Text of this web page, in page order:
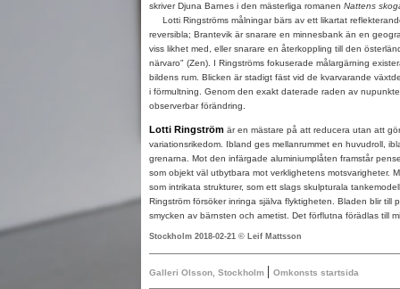
skriver Djuna Barnes i den mästerliga romanen Nattens
Lotti Ringströms målningar bärs av ett likartat
reversibla; Brantevik är snarare en minnesbank än en
viss likhet med, eller snarare en återkoppling till den
närvaro" (Zen). I Ringströms fokuserade målargärning
bildens rum. Blicken är stadigt fäst vid de kvarvarande
i förmultning. Genom den exakt daterade raden av
observerbar förändring.
Lotti Ringström är en mästare på att reducera utan att
variationsrikedom. Ibland ges mellanrummet en huvudroll,
grenarna. Mot den infärgade aluminiumplåten framstår
som objekt väl utbytbara mot verklighetens motsvarigheter.
som intrikata strukturer, som ett slags skulpturala
Ringström försöker inringa själva flyktigheten. Bladen blir till
smycken av bärnsten och ametist. Det förflutna förädlas till
Stockholm 2018-02-21 © Leif Mattsson
Galleri Olsson, Stockholm | Omkonsts startsida